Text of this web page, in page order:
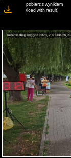
pobierz z wynikiem
(load with result)